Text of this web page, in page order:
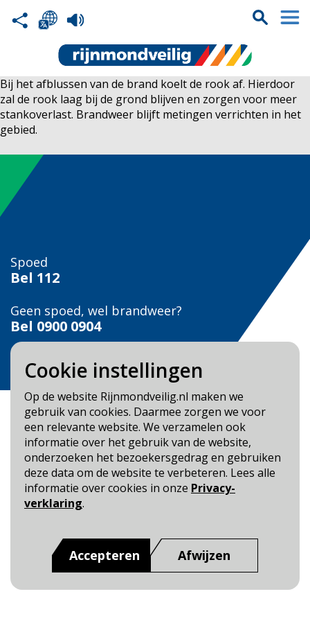
Cookie instellingen
Op de website Rijnmondveilig.nl maken we
gebruik van cookies. Daarmee zorgen we voor
een relevante website. We verzamelen ook
informatie over het gebruik van de website,
onderzoeken het bezoekersgedrag en gebruiken
deze data om de website te verbeteren. Lees alle
informatie over cookies in onze Privacy-
verklaring.
Accepteren Afwijzen
Bij het afblussen van de brand koelt de rook af. Hierdoor
zal de rook laag bij de grond blijven en zorgen voor meer
stankoverlast. Brandweer blijft metingen verrichten in het
gebied.
Spoed
Bel 112
Geen spoed, wel brandweer?
Bel 0900 0904
Veilig Leven?
Bel 0900-8387
Blijf op de hoogte
Cookie- en Privacybeleid
Dit is een website van
Veiligheidsregio Rotterdam-